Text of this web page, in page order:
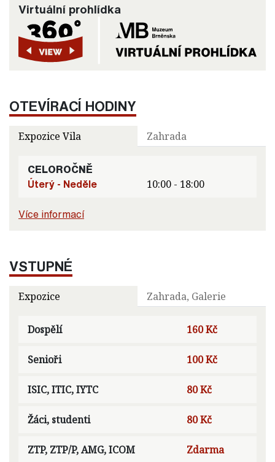
Virtuální prohlídka
OTEVÍRACÍ HODINY
Expozice Vila Zahrada
CELOROČNĚ
Úterý - Neděle
10:00 - 18:00
Více informací
VSTUPNÉ
Expozice Zahrada, Galerie
Dospělí 160 Kč
Senioři 100 Kč
ISIC, ITIC, IYTC 80 Kč
Žáci, studenti 80 Kč
ZTP, ZTP/P, AMG, ICOM Zdarma